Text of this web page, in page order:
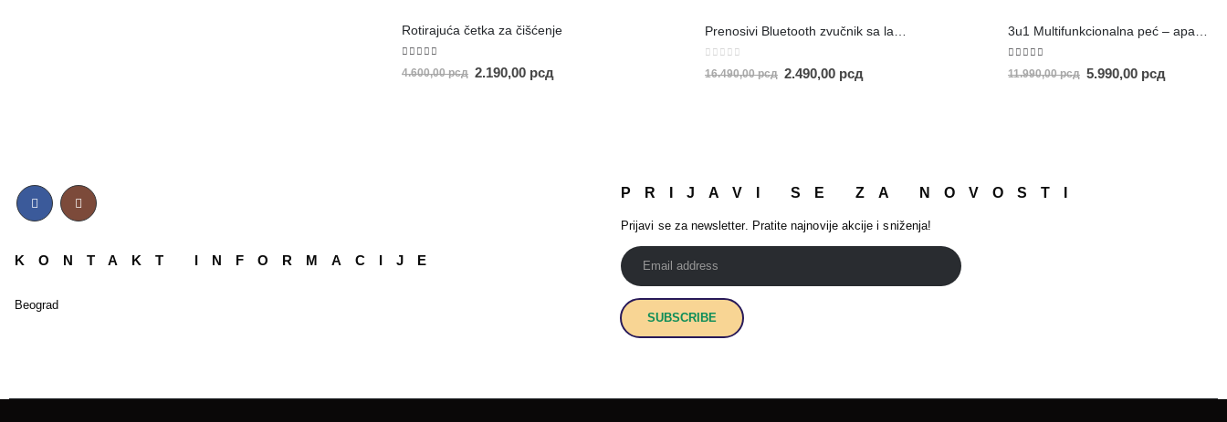
Rotirajuća četka za čišćenje
5.00out of 5
4.600,00рсд 2.190,00 рсд
Prenosivi Bluetooth zvučnik sa lampom
0 out of 5
16.490,00рсд 2.490,00 рсд
3u1 Multifunkcionalna peć – aparat za kafu
5.00out of 5
11.990,00рсд 5.990,00 рсд
KONTAKT INFORMACIJE
Beograd
PRIJAVI SE ZA NOVOSTI
Prijavi se za newsletter. Pratite najnovije akcije i sniženja!